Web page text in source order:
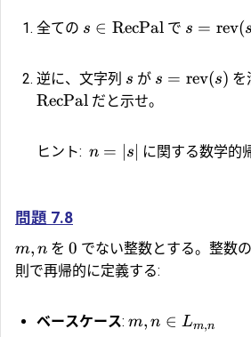
全ての s ∈ RecPalで s = rev(s
逆に、文字列 s が s = rev(s) を
RecPal だと示せ。
ヒント: n = s に関する数学的
問題 7.8
m, n を0 でない整数とする。整数
則で再帰的に定義する:
ベースケース: m, n ∈ Lm,n